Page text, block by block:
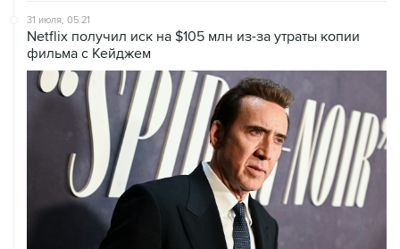
31 июля, 05:21
Netflix получил иск на $105 млн из-за утраты копии
фильма с Кейджем